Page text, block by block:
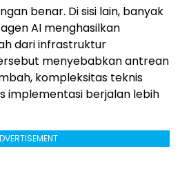
benar. Di sisi lain, banyak
AI menghasilkan
dari infrastruktur
menyebabkan antrean
kompleksitas teknis
implementasi berjalan lebih